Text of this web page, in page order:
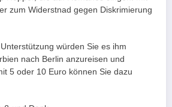
zum Widerstnad gegen Diskrimierung
würden Sie es ihm
nach Berlin anzureisen und
5 oder 10 Euro können Sie dazu